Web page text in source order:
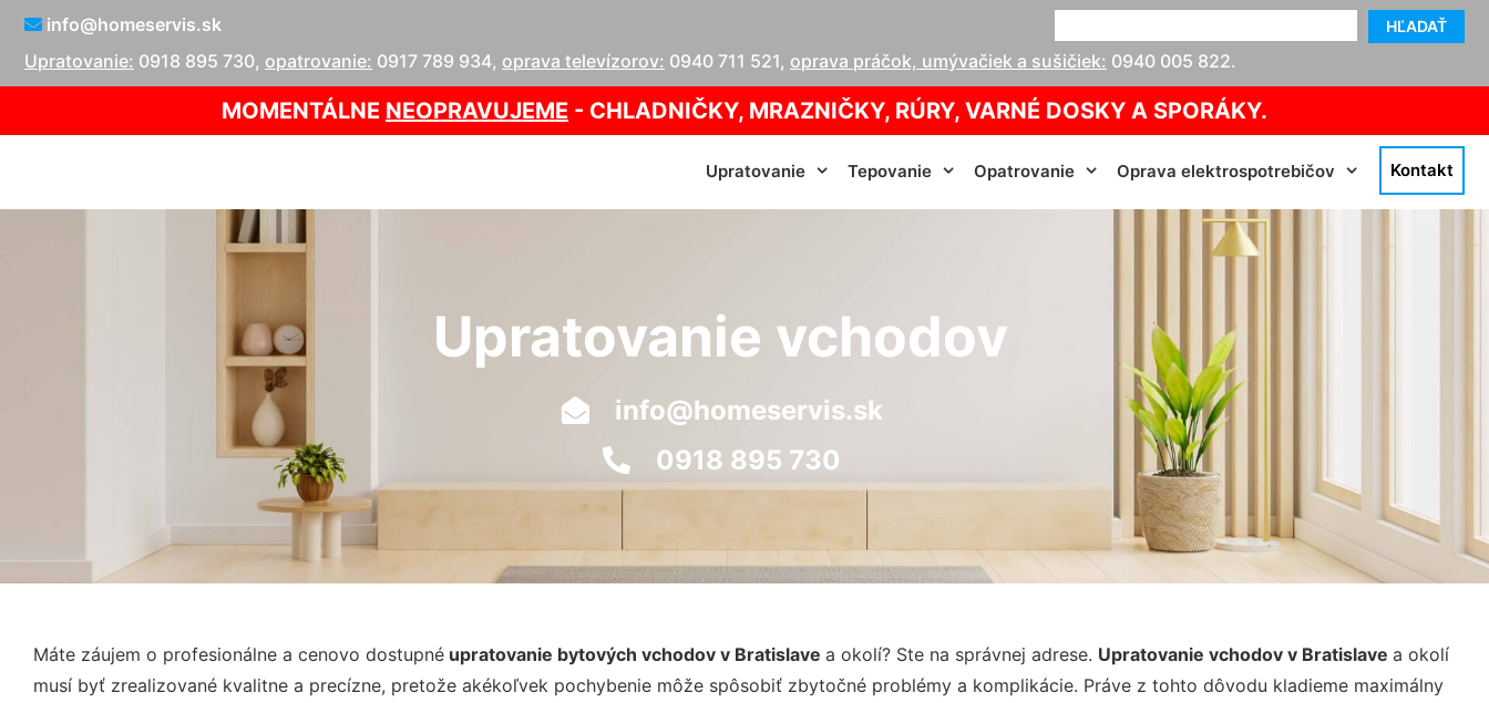
HĽADAŤ
info@homeservis.sk
Upratovanie: 0918 895 730, opatrovanie: 0917 789 934, oprava televízorov: 0940 711 521, oprava práčok, umývačiek a sušičiek: 0940 005 822.
MOMENTÁLNE NEOPRAVUJEME - CHLADNIČKY, MRAZNIČKY, RÚRY, VARNÉ DOSKY A SPORÁKY.
Upratovanie Tepovanie Opatrovanie Oprava elektrospotrebičov Kontakt
Upratovanie vchodov
info@homeservis.sk
0918 895 730
Máte záujem o profesionálne a cenovo dostupné upratovanie bytových vchodov v Bratislave a okolí? Ste na správnej adrese. Upratovanie vchodov v Bratislave a okolí
musí byť zrealizované kvalitne a precízne, pretože akékoľvek pochybenie môže spôsobiť zbytočné problémy a komplikácie. Práve z tohto dôvodu kladieme maximálny